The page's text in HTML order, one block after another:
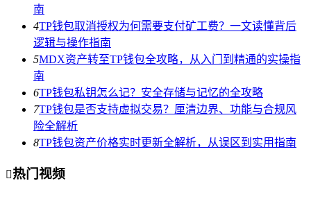
南
4TP钱包取消授权为何需要支付矿工费？一文读懂背后
逻辑与操作指南
5MDX资产转至TP钱包全攻略，从入门到精通的实操指
南
6TP钱包私钥怎么记？安全存储与记忆的全攻略
7TP钱包是否支持虚拟交易？厘清边界、功能与合规风
险全解析
8TP钱包资产价格实时更新全解析，从误区到实用指南
热门视频